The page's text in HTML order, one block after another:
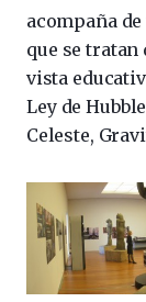
acompaña
que se tratan
vista
Ley de
Celeste,